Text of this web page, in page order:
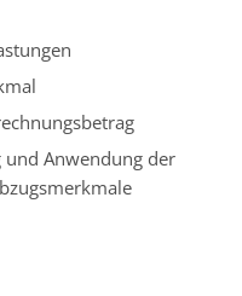
Anwendung der